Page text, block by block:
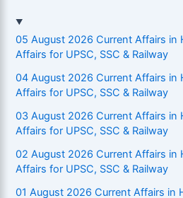
05 August 2026 Current Affairs in
Affairs for UPSC, SSC & Railway
04 August 2026 Current Affairs in
Affairs for UPSC, SSC & Railway
03 August 2026 Current Affairs in
Affairs for UPSC, SSC & Railway
02 August 2026 Current Affairs in
Affairs for UPSC, SSC & Railway
01 August 2026 Current Affairs in